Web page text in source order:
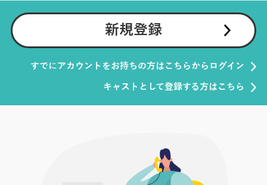
新規登録
すでにアカウントをお持ちの方はこちらからログイン
キャストとして登録する方はこちら